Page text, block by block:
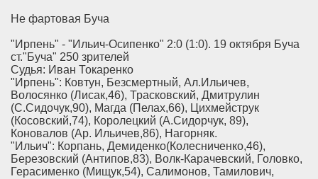
Не фартовая Буча
"Ирпень" - "Ильич-Осипенко" 2:0 (1:0). 19 октября Буча
ст."Буча" 250 зрителей
Судья: Иван Токаренко
"Ирпень": Ковтун, Безсмертный, Ал.Ильичев,
Волосянко (Лисак,46), Трасковский, Дмитрулин
(С.Сидочук,90), Магда (Пелах,66), Цихмейструк
(Косовский,74), Королецкий (А.Сидорчук, 89),
Коновалов (Ар. Ильичев,86), Нагорняк.
"Ильич": Корпань, Демиденко(Колесниченко,46),
Березовский (Антипов,83), Волк-Карачевский, Головко,
Герасименко (Мищук,54), Салимонов, Тамилович,